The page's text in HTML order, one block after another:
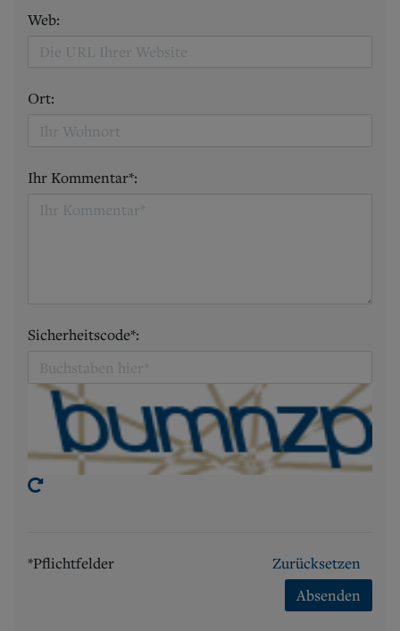
Web:
Ort:
Ihr Kommentar*:
Sicherheitscode*:
*Pflichtfelder
Zurücksetzen
Absenden